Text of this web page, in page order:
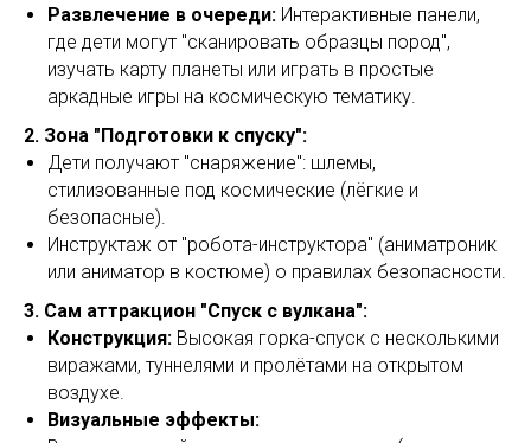
Развлечение в очереди: Интерактивные панели,
где дети могут "сканировать образцы пород",
изучать карту планеты или играть в простые
аркадные игры на космическую тематику.
2. Зона "Подготовки к спуску":
Дети получают "снаряжение": шлемы,
стилизованные под космические (лёгкие и
безопасные).
Инструктаж от "робота-инструктора" (аниматроник
или аниматор в костюме) о правилах безопасности.
3. Сам аттракцион "Спуск с вулкана":
Конструкция: Высокая горка-спуск с несколькими
виражами, туннелями и пролётами на открытом
воздухе.
Визуальные эффекты: